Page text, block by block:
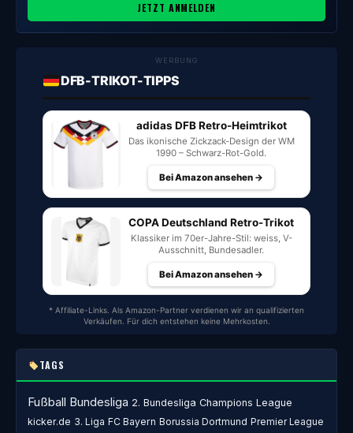
JETZT ANMELDEN
WERBUNG
DFB-TRIKOT-TIPPS
adidas DFB Retro-Heimtrikot
Das ikonische Zickzack-Design der WM
1990 – Schwarz-Rot-Gold.
Bei Amazon ansehen →
COPA Deutschland Retro-Trikot
Klassiker im 70er-Jahre-Stil: weiss, V-
Ausschnitt, Bundesadler.
Bei Amazon ansehen →
* Affiliate-Links. Als Amazon-Partner verdienen wir an qualifizierten
Verkäufen. Für dich entstehen keine Mehrkosten.
TAGS
Fußball Bundesliga 2. Bundesliga Champions League
kicker.de 3. Liga FC Bayern Borussia Dortmund Premier League